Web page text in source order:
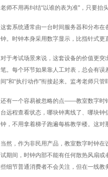
老师不用再纠结“以谁的表为准"，只要抬
这套系统通常由一台时间服务器和分布
钟。时钟本身采用数字显示，比指针式
对于考试场景来说，这套设备的价值更
笔。每个环节如果靠人工对表，总会有
间"和“执行动作"衔接起来。监考老师只
还有一个容易被忽略的点——教室数字时
台远程查看状态，哪块钟离线了、哪块
钟，不用拿着梯子跑遍每栋教学楼。这
当然，作为非民用产品，教室数字时钟
试期间，时钟内部不能有任何散热风扇
些细节普通消费者不会关注，但在一线